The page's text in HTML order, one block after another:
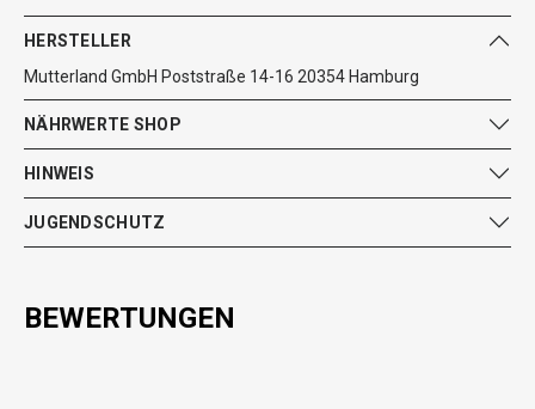
HERSTELLER
Mutterland GmbH Poststraße 14-16 20354 Hamburg
NÄHRWERTE SHOP
HINWEIS
JUGENDSCHUTZ
BEWERTUNGEN